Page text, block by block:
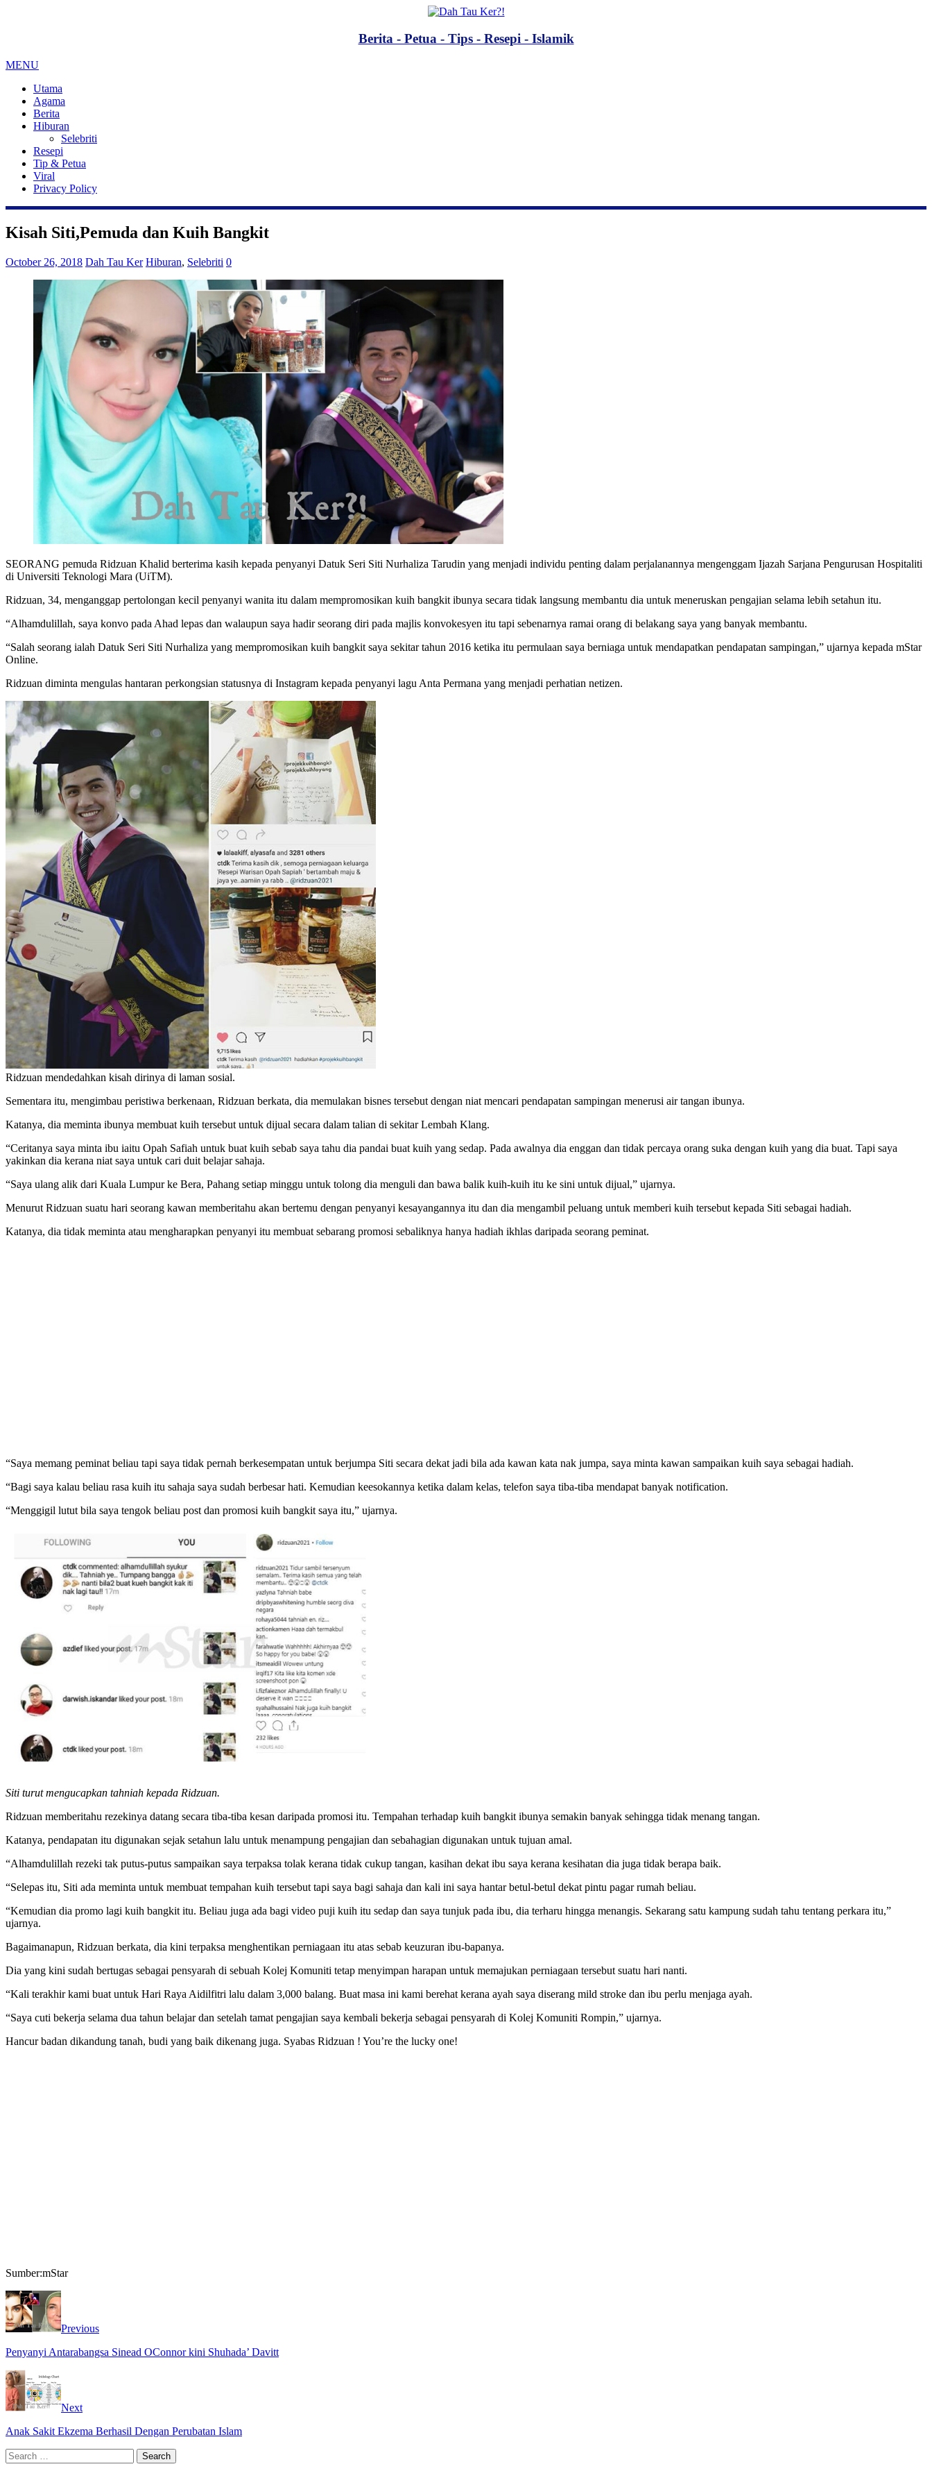
Berita - Petua - Tips - Resepi - Islamik
MENU
Utama
Agama
Berita
Hiburan
Selebriti
Resepi
Tip & Petua
Viral
Privacy Policy
Kisah Siti,Pemuda dan Kuih Bangkit
October 26, 2018 Dah Tau Ker Hiburan, Selebriti 0
SEORANG pemuda Ridzuan Khalid berterima kasih kepada penyanyi Datuk Seri Siti Nurhaliza Tarudin yang menjadi individu penting dalam perjalanannya mengenggam Ijazah Sarjana Pengurusan Hospitaliti
di Universiti Teknologi Mara (UiTM).
Ridzuan, 34, menganggap pertolongan kecil penyanyi wanita itu dalam mempromosikan kuih bangkit ibunya secara tidak langsung membantu dia untuk meneruskan pengajian selama lebih setahun itu.
“Alhamdulillah, saya konvo pada Ahad lepas dan walaupun saya hadir seorang diri pada majlis konvokesyen itu tapi sebenarnya ramai orang di belakang saya yang banyak membantu.
“Salah seorang ialah Datuk Seri Siti Nurhaliza yang mempromosikan kuih bangkit saya sekitar tahun 2016 ketika itu permulaan saya berniaga untuk mendapatkan pendapatan sampingan,” ujarnya kepada mStar
Online.
Ridzuan diminta mengulas hantaran perkongsian statusnya di Instagram kepada penyanyi lagu Anta Permana yang menjadi perhatian netizen.
Ridzuan mendedahkan kisah dirinya di laman sosial.
Sementara itu, mengimbau peristiwa berkenaan, Ridzuan berkata, dia memulakan bisnes tersebut dengan niat mencari pendapatan sampingan menerusi air tangan ibunya.
Katanya, dia meminta ibunya membuat kuih tersebut untuk dijual secara dalam talian di sekitar Lembah Klang.
“Ceritanya saya minta ibu iaitu Opah Safiah untuk buat kuih sebab saya tahu dia pandai buat kuih yang sedap. Pada awalnya dia enggan dan tidak percaya orang suka dengan kuih yang dia buat. Tapi saya
yakinkan dia kerana niat saya untuk cari duit belajar sahaja.
“Saya ulang alik dari Kuala Lumpur ke Bera, Pahang setiap minggu untuk tolong dia menguli dan bawa balik kuih-kuih itu ke sini untuk dijual,” ujarnya.
Menurut Ridzuan suatu hari seorang kawan memberitahu akan bertemu dengan penyanyi kesayangannya itu dan dia mengambil peluang untuk memberi kuih tersebut kepada Siti sebagai hadiah.
Katanya, dia tidak meminta atau mengharapkan penyanyi itu membuat sebarang promosi sebaliknya hanya hadiah ikhlas daripada seorang peminat.
“Saya memang peminat beliau tapi saya tidak pernah berkesempatan untuk berjumpa Siti secara dekat jadi bila ada kawan kata nak jumpa, saya minta kawan sampaikan kuih saya sebagai hadiah.
“Bagi saya kalau beliau rasa kuih itu sahaja saya sudah berbesar hati. Kemudian keesokannya ketika dalam kelas, telefon saya tiba-tiba mendapat banyak notification.
“Menggigil lutut bila saya tengok beliau post dan promosi kuih bangkit saya itu,” ujarnya.
Siti turut mengucapkan tahniah kepada Ridzuan.
Ridzuan memberitahu rezekinya datang secara tiba-tiba kesan daripada promosi itu. Tempahan terhadap kuih bangkit ibunya semakin banyak sehingga tidak menang tangan.
Katanya, pendapatan itu digunakan sejak setahun lalu untuk menampung pengajian dan sebahagian digunakan untuk tujuan amal.
“Alhamdulillah rezeki tak putus-putus sampaikan saya terpaksa tolak kerana tidak cukup tangan, kasihan dekat ibu saya kerana kesihatan dia juga tidak berapa baik.
“Selepas itu, Siti ada meminta untuk membuat tempahan kuih tersebut tapi saya bagi sahaja dan kali ini saya hantar betul-betul dekat pintu pagar rumah beliau.
“Kemudian dia promo lagi kuih bangkit itu. Beliau juga ada bagi video puji kuih itu sedap dan saya tunjuk pada ibu, dia terharu hingga menangis. Sekarang satu kampung sudah tahu tentang perkara itu,”
ujarnya.
Bagaimanapun, Ridzuan berkata, dia kini terpaksa menghentikan perniagaan itu atas sebab keuzuran ibu-bapanya.
Dia yang kini sudah bertugas sebagai pensyarah di sebuah Kolej Komuniti tetap menyimpan harapan untuk memajukan perniagaan tersebut suatu hari nanti.
“Kali terakhir kami buat untuk Hari Raya Aidilfitri lalu dalam 3,000 balang. Buat masa ini kami berehat kerana ayah saya diserang mild stroke dan ibu perlu menjaga ayah.
“Saya cuti bekerja selama dua tahun belajar dan setelah tamat pengajian saya kembali bekerja sebagai pensyarah di Kolej Komuniti Rompin,” ujarnya.
Hancur badan dikandung tanah, budi yang baik dikenang juga. Syabas Ridzuan ! You’re the lucky one!
Sumber:mStar
Previous
Penyanyi Antarabangsa Sinead OConnor kini Shuhada’ Davitt
Next
Anak Sakit Ekzema Berhasil Dengan Perubatan Islam
Search
for: